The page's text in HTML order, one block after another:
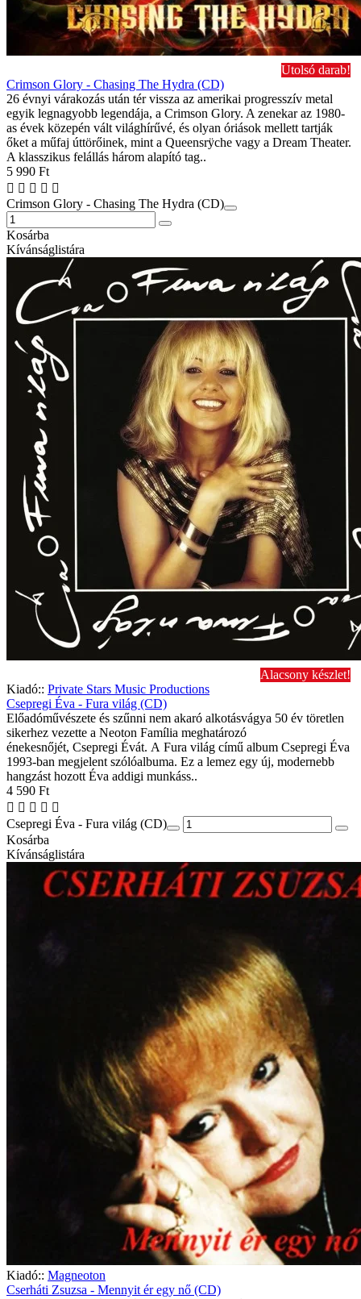
Utolsó darab!
Crimson Glory - Chasing The Hydra (CD)
26 évnyi várakozás után tér vissza az amerikai progresszív metal
egyik legnagyobb legendája, a Crimson Glory. A zenekar az 1980-
as évek közepén vált világhírűvé, és olyan óriások mellett tartják
őket a műfaj úttörőinek, mint a Queensrÿche vagy a Dream Theater.
A klasszikus felállás három alapító tag..
5 990 Ft
Crimson Glory - Chasing The Hydra (CD)
Kosárba
Kívánságlistára
Alacsony készlet!
Kiadó:: Private Stars Music Productions
Csepregi Éva - Fura világ (CD)
Előadóművészete és szűnni nem akaró alkotásvágya 50 év töretlen
sikerhez vezette a Neoton Família meghatározó
énekesnőjét, Csepregi Évát. A Fura világ című album Csepregi Éva
1993-ban megjelent szólóalbuma. Ez a lemez egy új, modernebb
hangzást hozott Éva addigi munkáss..
4 590 Ft
Csepregi Éva - Fura világ (CD)
Kosárba
Kívánságlistára
Kiadó:: Magneoton
Cserháti Zsuzsa - Mennyit ér egy nő (CD)